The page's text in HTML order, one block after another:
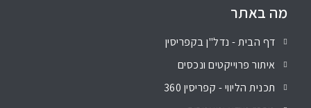
מה באתר
דף הבית - נדל"ן בקפריסין
איתור פרוייקטים ונכסים
תכנית הליווי - קפריסין 360